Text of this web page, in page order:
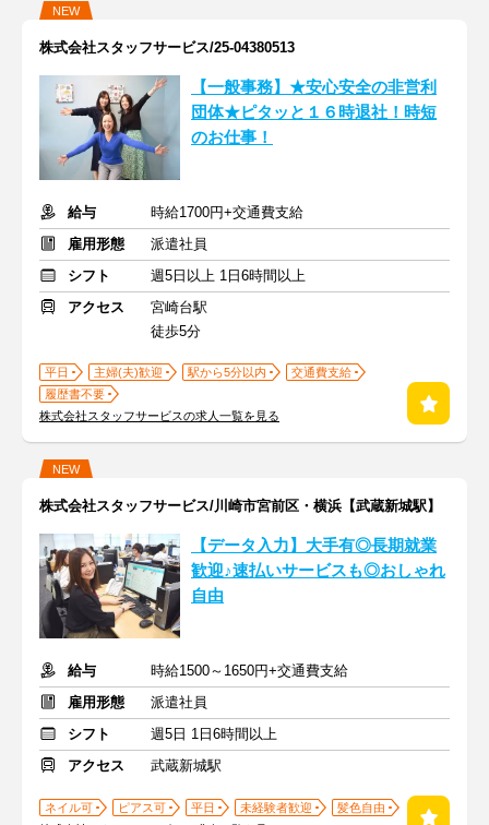
NEW
株式会社スタッフサービス/25-04380513
【一般事務】★安心安全の非営利
団体★ピタッと１６時退社！時短
のお仕事！
給与
時給1700円+交通費支給
雇用形態
派遣社員
シフト
週5日以上 1日6時間以上
アクセス
宮崎台駅
徒歩5分
平日 主婦(夫)歓迎 駅から5分以内
交通費支給
履歴書不要
株式会社スタッフサービスの求人一覧を見る
NEW
株式会社スタッフサービス/川崎市宮前区・横浜【武蔵新城駅】
【データ入力】大手有◎長期就業
歓迎♪速払いサービスも◎おしゃれ
自由
給与
時給1500～1650円+交通費支給
雇用形態
派遣社員
シフト
週5日 1日6時間以上
アクセス
武蔵新城駅
ネイル可 ピアス可 平日 未経験者歓迎
髪色自由